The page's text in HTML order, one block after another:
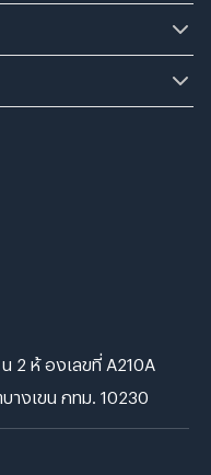
2 ห้ องเลขที่ A210A
างเขน กทม. 10230